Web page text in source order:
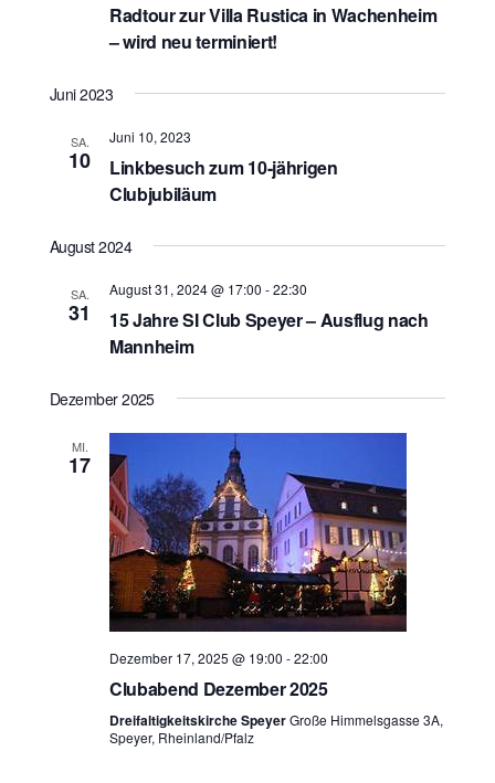
Radtour zur Villa Rustica in Wachenheim
– wird neu terminiert!
Juni 2023
SA.
10
Juni 10, 2023
Linkbesuch zum 10-jährigen
Clubjubiläum
August 2024
SA.
31
August 31, 2024 @ 17:00 -22:30
15 Jahre SI Club Speyer – Ausflug nach
Mannheim
Dezember 2025
MI.
17
Dezember 17, 2025 @ 19:00 -22:00
Clubabend Dezember 2025
Dreifaltigkeitskirche SpeyerGroße Himmelsgasse 3A,
Speyer, Rheinland/Pfalz